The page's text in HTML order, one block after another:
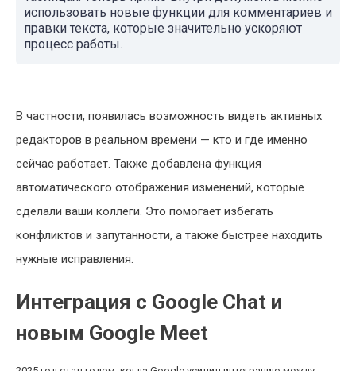
использовать новые функции для комментариев и
правки текста, которые значительно ускоряют
процесс работы.
В частности, появилась возможность видеть активных
редакторов в реальном времени — кто и где именно
сейчас работает. Также добавлена функция
автоматического отображения изменений, которые
сделали ваши коллеги. Это помогает избегать
конфликтов и запутанности, а также быстрее находить
нужные исправления.
Интеграция с Google Chat и
новым Google Meet